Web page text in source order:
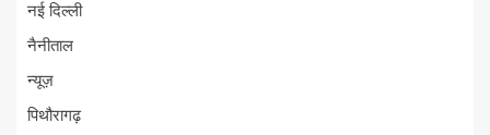
नई दिल्ली
नैनीताल
न्यूज़
पिथौरागढ़